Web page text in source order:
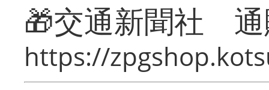
🎁交通新聞社
https://